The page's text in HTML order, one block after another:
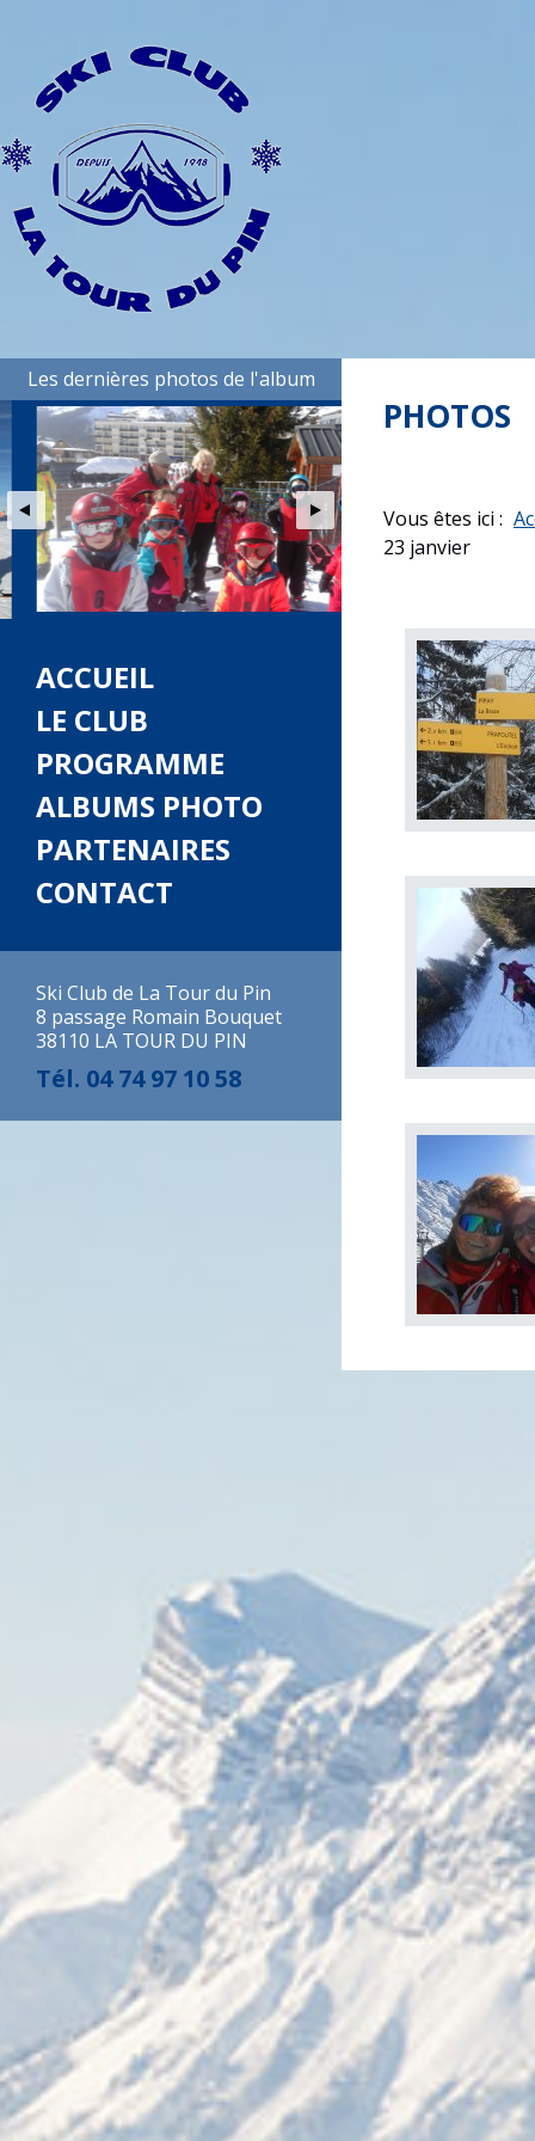
Les dernières photos de l'album
ACCUEIL
LE CLUB
PROGRAMME
ALBUMS PHOTO
PARTENAIRES
CONTACT
Ski Club de La Tour du Pin
8 passage Romain Bouquet
38110 LA TOUR DU PIN
Tél. 04 74 97 10 58
PHOTOS
Vous êtes ici :
23 janvier